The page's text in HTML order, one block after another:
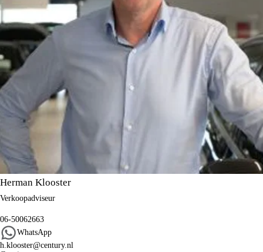
Herman Klooster
Verkoopadviseur
06-50062663
WhatsApp
h.klooster@century.nl